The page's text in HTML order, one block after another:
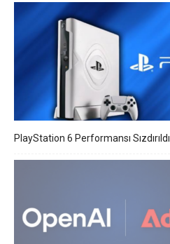
PlayStation 6 Performansı Sızdırıldı